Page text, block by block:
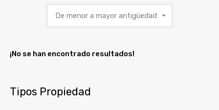
De menor a mayor antigüedad
¡No se han encontrado resultados!
Tipos Propiedad